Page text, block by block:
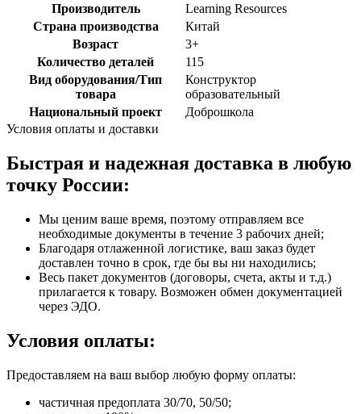
Производитель
Learning Resources
Страна производства
Китай
Возраст
3+
Количество деталей
115
Вид оборудования/Тип
товара
Конструктор
образовательный
Национальный проект
Доброшкола
Условия оплаты и доставки
Быстрая и надежная доставка в любую
точку России:
Мы ценим ваше время, поэтому отправляем все
необходимые документы в течение 3 рабочих дней;
Благодаря отлаженной логистике, ваш заказ будет
доставлен точно в срок, где бы вы ни находились;
Весь пакет документов (договоры, счета, акты и т.д.)
прилагается к товару. Возможен обмен документацией
через ЭДО.
Условия оплаты:
Предоставляем на ваш выбор любую форму оплаты:
частичная предоплата 30/70, 50/50;